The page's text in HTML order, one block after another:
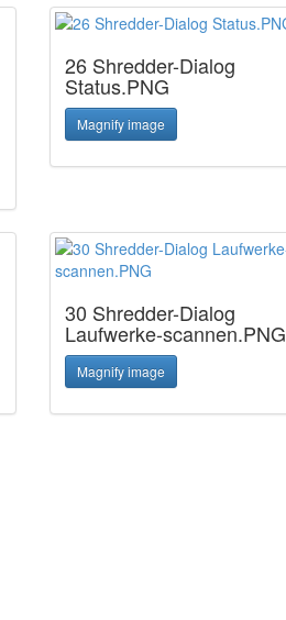
26 Shredder-Dialog
Status.PNG
Magnify image
30 Shredder-Dialog
Laufwerke-scannen.PNG
Magnify image